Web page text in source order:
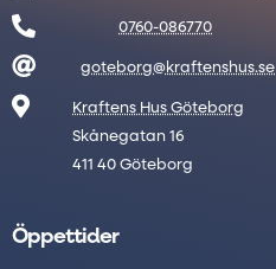
 0760-086770
 goteborg@kraftenshus.se

Kraftens Hus Göteborg
Skånegatan 16
411 40 Göteborg
Öppettider